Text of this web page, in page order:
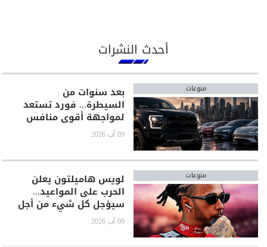
أحدث النشرات
منوعات بعد سنوات من
السيطرة... فورد تستعد
لمواجهة أقوى منافس
في تاريخ السيارات
09 آب 2026
منوعات لويس هاميلتون يعلن
الحرب على المواعيد...
سيؤجل كل شيء من أجل
GTA 6!
09 آب 2026